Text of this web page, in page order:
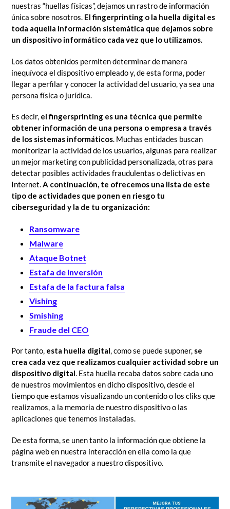
nuestras “huellas físicas”, dejamos un rastro de información
única sobre nosotros. El fingerprinting o la huella digital es
toda aquella información sistemática que dejamos sobre
un dispositivo informático cada vez que lo utilizamos.
Los datos obtenidos permiten determinar de manera
inequívoca el dispositivo empleado y, de esta forma, poder
llegar a perfilar y conocer la actividad del usuario, ya sea una
persona física o jurídica.
Es decir, el fingersprinting es una técnica que permite
obtener información de una persona o empresa a través
de los sistemas informáticos. Muchas entidades buscan
monitorizar la actividad de los usuarios, algunas para realizar
un mejor marketing con publicidad personalizada, otras para
detectar posibles actividades fraudulentas o delictivas en
Internet.A continuación, te ofrecemos una lista de este
tipo de actividades que ponen en riesgo tu
ciberseguridad y la de tu organización:
Ransomware
Malware
Ataque Botnet
Estafa de Inversión
Estafa de la factura falsa
Vishing
Smishing
Fraude del CEO
Por tanto, esta huella digital, como se puede suponer, se
crea cada vez que realizamos cualquier actividad sobre un
dispositivo digital. Esta huella recaba datos sobre cada uno
de nuestros movimientos en dicho dispositivo, desde el
tiempo que estamos visualizando un contenido o los cliks que
realizamos, a la memoria de nuestro dispositivo o las
aplicaciones que tenemos instaladas.
De esta forma, se unen tanto la información que obtiene la
página web en nuestra interacción en ella como la que
transmite el navegador a nuestro dispositivo.